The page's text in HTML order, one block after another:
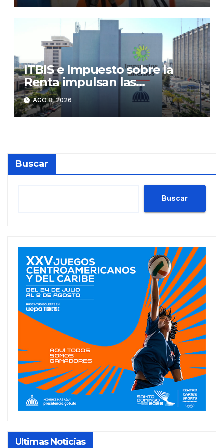
ITBIS e Impuesto sobre la
Renta impulsan las
recaudaciones de la DGII;
superan los RD$81,475
millones en julio
AGO 8, 2026
Buscar
Buscar
Ultimas Noticias